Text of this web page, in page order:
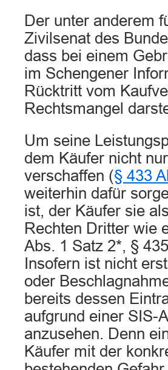
Der unter anderem
Zivilsenat des
dass bei einem
im Schengener
Rücktritt vom
Rechtsmangel
Um seine
dem Käufer nicht
verschaffen (§ 433
weiterhin dafür
ist, der Käufer sie
Rechten Dritter wie
Abs. 1 Satz 2*, §
Insofern ist nicht
oder
bereits dessen
aufgrund einer SIS-
anzusehen. Denn
Käufer mit der